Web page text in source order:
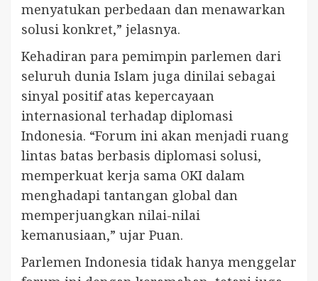
menyatukan perbedaan dan menawarkan
solusi konkret,” jelasnya.
Kehadiran para pemimpin parlemen dari
seluruh dunia Islam juga dinilai sebagai
sinyal positif atas kepercayaan
internasional terhadap diplomasi
Indonesia. “Forum ini akan menjadi ruang
lintas batas berbasis diplomasi solusi,
memperkuat kerja sama OKI dalam
menghadapi tantangan global dan
memperjuangkan nilai-nilai
kemanusiaan,” ujar Puan.
Parlemen Indonesia tidak hanya menggelar